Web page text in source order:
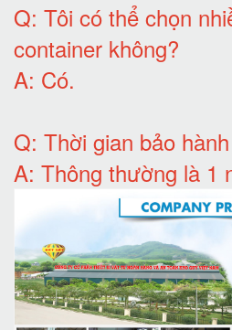
Q: Tôi có thể chọn
container không?
A: Có.
Q: Thời gian bảo hành
A: Thông thường là 1